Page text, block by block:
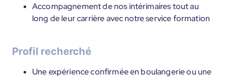
Accompagnement de nos intérimaires tout au
long de leur carrière avec notre service formation
Profil recherché
Une expérience confirmée en boulangerie ou une